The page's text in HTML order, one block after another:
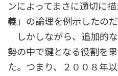
ンによってまさに適切に
義」の論理を例示したのだ
しかしながら、追加的
勢の中で鍵となる役割を
た。つまり、２００８年